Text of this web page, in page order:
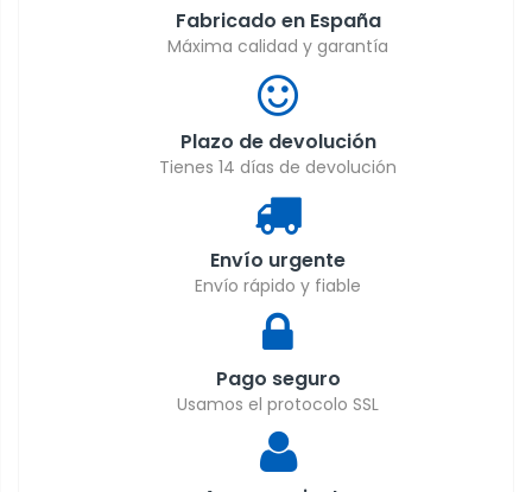
Fabricado en España
Máxima calidad y garantía
Plazo de devolución
Tienes 14 días de devolución
Envío urgente
Envío rápido y fiable
Pago seguro
Usamos el protocolo SSL